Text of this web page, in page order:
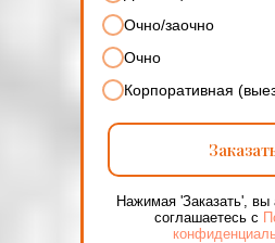
Очно/заочно
Очно
Корпоративная
Нажимая 'Заказать', вы
соглашаетесь с